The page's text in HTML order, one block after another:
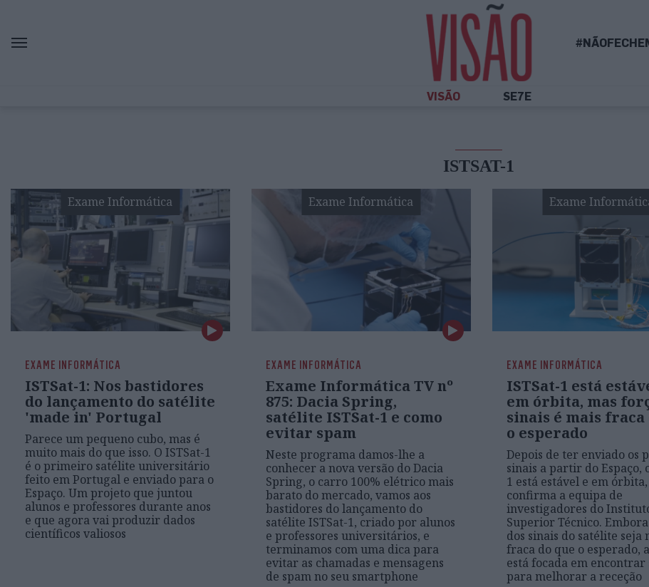
VISÃO SE7E
ISTSAT-1
Exame Informática
EXAME INFORMÁTICA
ISTSat-1: Nos bastidores
do lançamento do satélite
'made in' Portugal
Parece um pequeno cubo, mas é
muito mais do que isso. O ISTSat-1
é o primeiro satélite universitário
feito em Portugal e enviado para o
Espaço. Um projeto que juntou
alunos e professores durante anos
e que agora vai produzir dados
científicos valiosos
Exame Informática
EXAME INFORMÁTICA
Exame Informática TV nº
875: Dacia Spring,
satélite ISTSat-1 e como
evitar spam
Neste programa damos-lhe a
conhecer a nova versão do Dacia
Spring, o carro 100% elétrico mais
barato do mercado, vamos aos
bastidores do lançamento do
satélite ISTSat-1, criado por alunos
e professores universitários, e
terminamos com uma dica para
evitar as chamadas e mensagens
de spam no seu smartphone
Exame
EXAME INFORMÁTICA
ISTSat-1 está
em órbita, mas
sinais é mais fraca
o esperado
Depois de ter enviado os
sinais a partir do Espaço,
1 está estável e em órbita,
confirma a equipa de
investigadores do
Superior Técnico.
dos sinais do satélite seja
fraca do que o esperado,
está focada em encontrar
para melhorar a receção